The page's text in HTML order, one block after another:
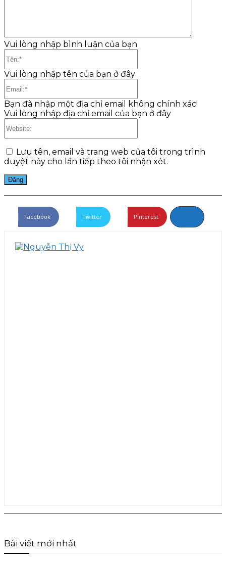
Vui lòng nhập bình luận của bạn
Vui lòng nhập tên của bạn ở đây
Bạn đã nhập một địa chỉ email không chính xác!
Vui lòng nhập địa chỉ email của bạn ở đây
Lưu tên, email và trang web của tôi trong trình
duyệt này cho lần tiếp theo tôi nhận xét.
Facebook Twitter Pinterest
Bài viết mới nhất